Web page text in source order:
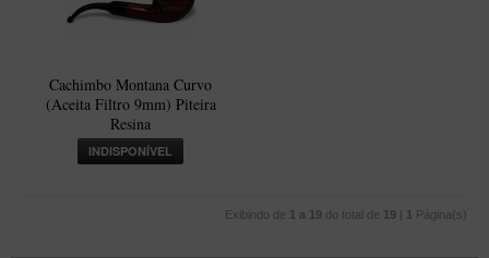
Cachimbo Montana Curvo
(Aceita Filtro 9mm) Piteira
Resina
INDISPONÍVEL
Exibindo de 1 a 19 do total de 19 | 1 Página(s)